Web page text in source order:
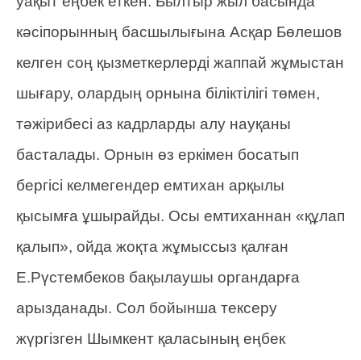
кәсіпорынның басшылығына Асқар Бөлешов
келген соң қызметкерлерді жаппай жұмыстан
шығару, олардың орнына біліктілігі төмен,
тәжірибесі аз кадрларды алу науқаны
басталады. Орнын өз еркімен босатып
бергісі келмегендер емтихан арқылы
қысымға ұшырайды. Осы емтиханнан «құлап
қалып», ойда жоқта жұмыссыз қалған
Е.Рүстембеков бақылаушы органдарға
арызданады. Сол бойынша тексеру
жүргізген Шымкент қаласының еңбек